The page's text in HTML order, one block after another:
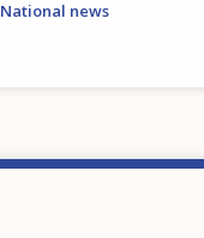
National news